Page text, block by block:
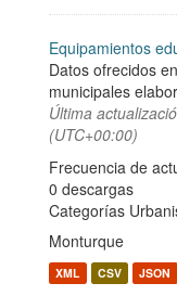
Equipamientos
Datos ofrecidos
municipales
Última
(UTC+00:00)
Frecuencia de
0 descargas
Categorías
Monturque
XML CSV JSON